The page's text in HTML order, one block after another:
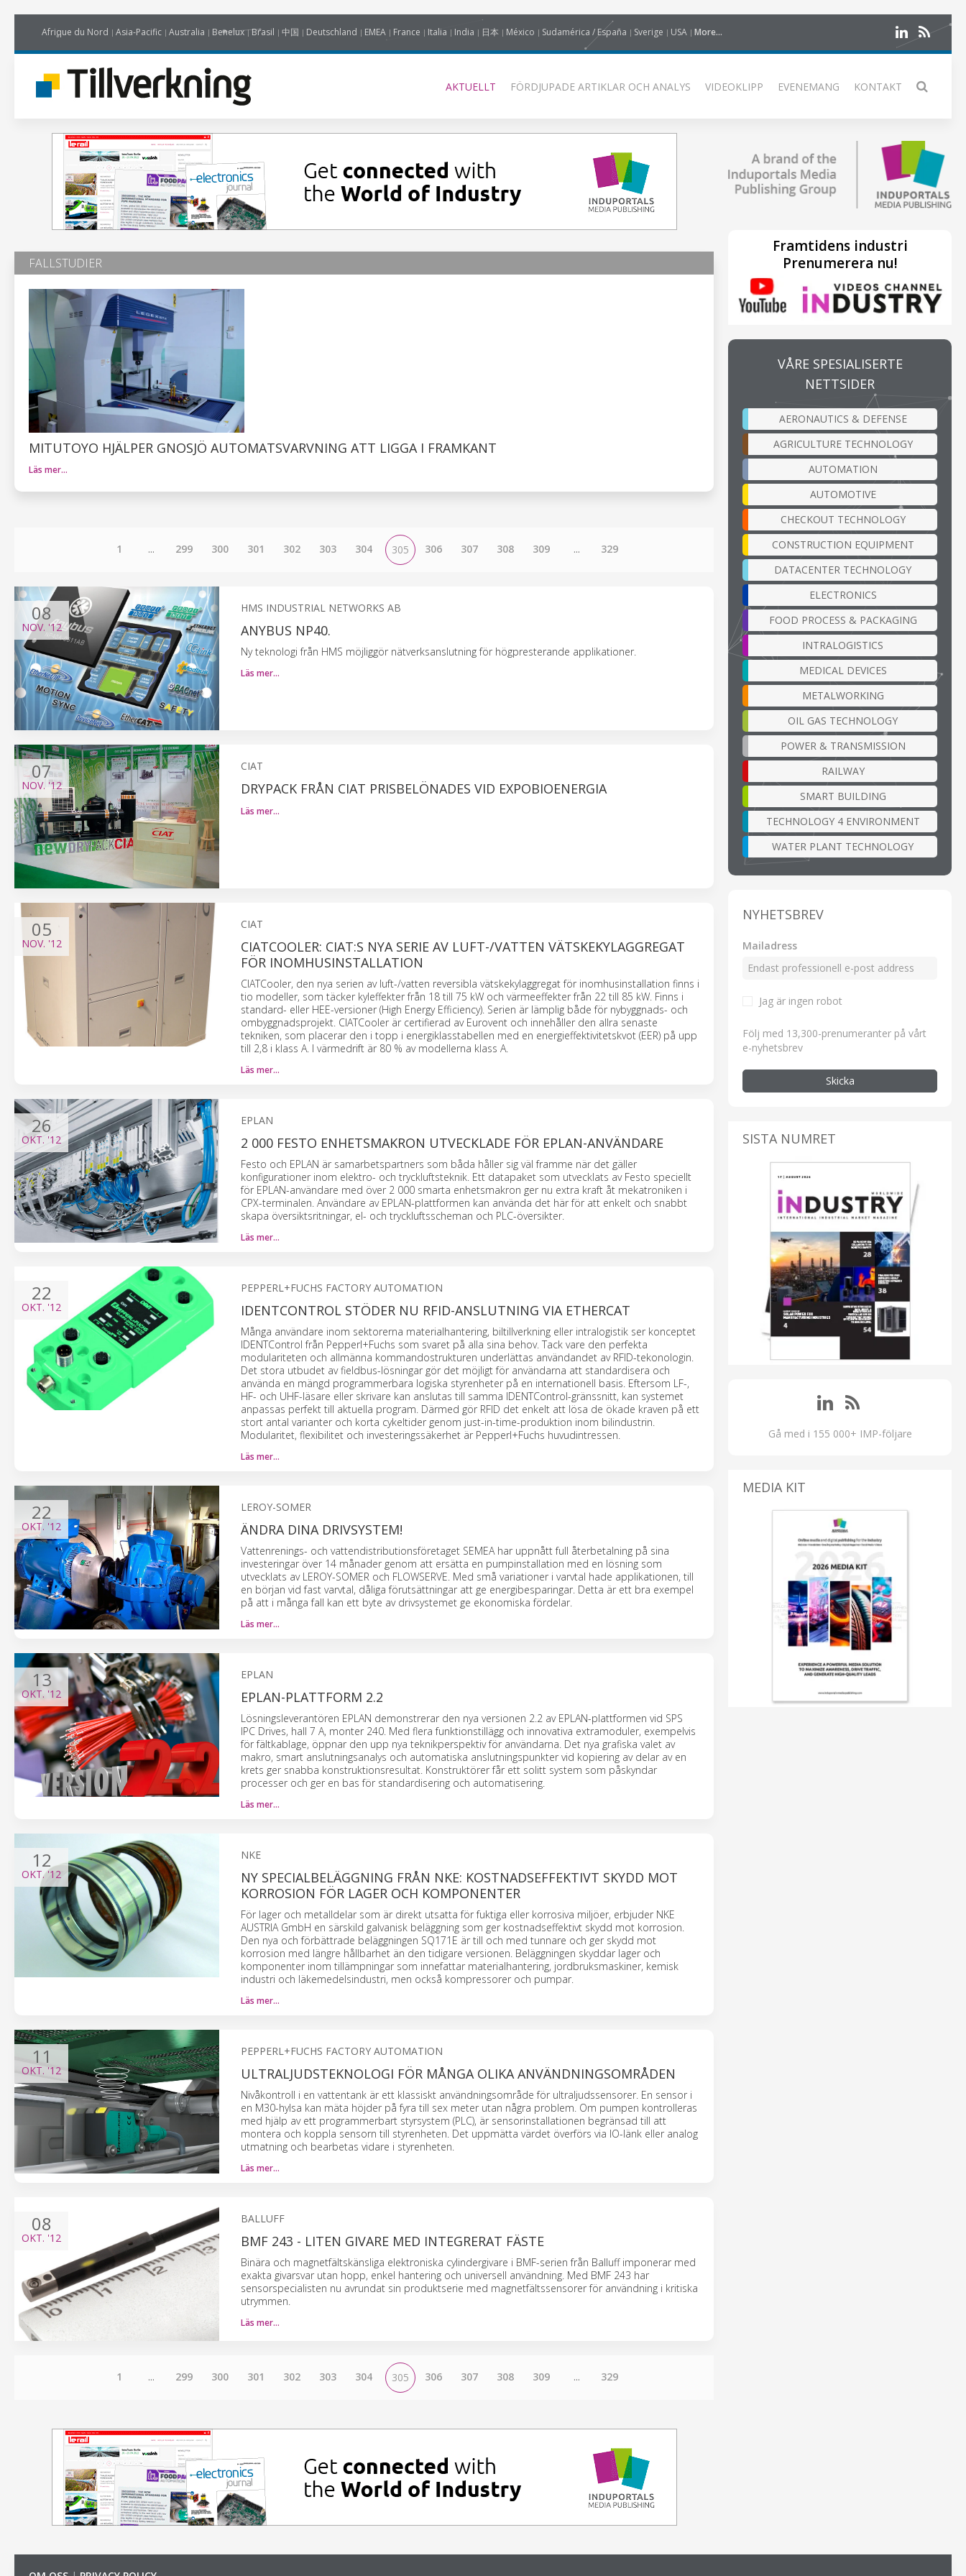
Afrique du Nord Asia-Pacific Australia Benelux Brasil 中国 Deutschland EMEA France Italia India 日本 México Sudamérica / España Sverige USA More...
AKTUELLT FÖRDJUPADE ARTIKLAR OCH ANALYS VIDEOKLIPP EVENEMANG KONTAKT
FALLSTUDIER
MITUTOYO HJÄLPER GNOSJÖ AUTOMATSVARVNING ATT LIGGA I FRAMKANT
Läs mer…
1 ... 299 300 301 302 303 304 305 306 307 308 309 ... 329
08
NOV. '12
HMS INDUSTRIAL NETWORKS AB
ANYBUS NP40.
Ny teknologi från HMS möjliggör nätverksanslutning för högpresterande applikationer.
Läs mer…
07
NOV. '12
CIAT
DRYPACK FRÅN CIAT PRISBELÖNADES VID EXPOBIOENERGIA
Läs mer…
05
NOV. '12
CIAT
CIATCOOLER: CIAT:S NYA SERIE AV LUFT-/VATTEN VÄTSKEKYLAGGREGAT
FÖR INOMHUSINSTALLATION
CIATCooler, den nya serien av luft-/vatten reversibla vätskekylaggregat för inomhusinstallation finns i
tio modeller, som täcker kyleffekter från 18 till 75 kW och värmeeffekter från 22 till 85 kW. Finns i
standard- eller HEE-versioner (High Energy Efficiency). Serien är lämplig både för nybyggnads- och
ombyggnadsprojekt. CIATCooler är certifierad av Eurovent och innehåller den allra senaste
tekniken, som placerar den i topp i energiklasstabellen med en energieffektivitetskvot (EER) på upp
till 2,8 i klass A. I värmedrift är 80 % av modellerna klass A.
Läs mer…
26
OKT. '12
EPLAN
2 000 FESTO ENHETSMAKRON UTVECKLADE FÖR EPLAN-ANVÄNDARE
Festo och EPLAN är samarbetspartners som båda håller sig väl framme när det gäller
konfigurationer inom elektro- och tryckluftsteknik. Ett datapaket som utvecklats av Festo speciellt
för EPLAN-användare med över 2 000 smarta enhetsmakron ger nu extra kraft åt mekatroniken i
CPX-terminalen. Användare av EPLAN-plattformen kan använda det här för att enkelt och snabbt
skapa översiktsritningar, el- och tryckluftsscheman och PLC-översikter.
Läs mer…
22
OKT. '12
PEPPERL+FUCHS FACTORY AUTOMATION
IDENTCONTROL STÖDER NU RFID-ANSLUTNING VIA ETHERCAT
Många användare inom sektorerna materialhantering, biltillverkning eller intralogistik ser konceptet
IDENTControl från Pepperl+Fuchs som svaret på alla sina behov. Tack vare den perfekta
modulariteten och allmänna kommandostrukturen underlättas användandet av RFID-tekonologin.
Det stora utbudet av fieldbus-lösningar gör det möjligt för användarna att standardisera och
använda en mängd programmerbara logiska styrenheter på en internationell basis. Eftersom LF-,
HF- och UHF-läsare eller skrivare kan anslutas till samma IDENTControl-gränssnitt, kan systemet
anpassas perfekt till aktuella program. Därmed gör RFID det enkelt att lösa de ökade kraven på ett
stort antal varianter och korta cykeltider genom just-in-time-produktion inom bilindustrin.
Modularitet, flexibilitet och investeringssäkerhet är Pepperl+Fuchs huvudintressen.
Läs mer…
22
OKT. '12
LEROY-SOMER
ÄNDRA DINA DRIVSYSTEM!
Vattenrenings- och vattendistributionsföretaget SEMEA har uppnått full återbetalning på sina
investeringar över 14 månader genom att ersätta en pumpinstallation med en lösning som
utvecklats av LEROY-SOMER och FLOWSERVE. Med små variationer i varvtal hade applikationen, till
en början vid fast varvtal, dåliga förutsättningar att ge energibesparingar. Detta är ett bra exempel
på att i många fall kan ett byte av drivsystemet ge ekonomiska fördelar.
Läs mer…
13
OKT. '12
EPLAN
EPLAN-PLATTFORM 2.2
Lösningsleverantören EPLAN demonstrerar den nya versionen 2.2 av EPLAN-plattformen vid SPS
IPC Drives, hall 7 A, monter 240. Med flera funktionstillägg och innovativa extramoduler, exempelvis
för fältkablage, öppnar den upp nya teknikperspektiv för användarna. Det nya grafiska valet av
makro, smart anslutningsanalys och automatiska anslutningspunkter vid kopiering av delar av en
krets ger snabba konstruktionsresultat. Konstruktörer får ett solitt system som påskyndar
processer och ger en bas för standardisering och automatisering.
Läs mer…
12
OKT.'12
NKE
NY SPECIALBELÄGGNING FRÅN NKE: KOSTNADSEFFEKTIVT SKYDD MOT
KORROSION FÖR LAGER OCH KOMPONENTER
För lager och metalldelar som är direkt utsatta för fuktiga eller korrosiva miljöer, erbjuder NKE
AUSTRIA GmbH en särskild galvanisk beläggning som ger kostnadseffektivt skydd mot korrosion.
Den nya och förbättrade beläggningen SQ171E är till och med tunnare och ger skydd mot
korrosion med längre hållbarhet än den tidigare versionen. Beläggningen skyddar lager och
komponenter inom tillämpningar som innefattar materialhantering, jordbruksmaskiner, kemisk
industri och läkemedelsindustri, men också kompressorer och pumpar.
Läs mer…
11
OKT. '12
PEPPERL+FUCHS FACTORY AUTOMATION
ULTRALJUDSTEKNOLOGI FÖR MÅNGA OLIKA ANVÄNDNINGSOMRÅDEN
Nivåkontroll i en vattentank är ett klassiskt användningsområde för ultraljudssensorer. En sensor i
en M30-hylsa kan mäta höjder på fyra till sex meter utan några problem. Om pumpen kontrolleras
med hjälp av ett programmerbart styrsystem (PLC), är sensorinstallationen begränsad till att
montera och koppla sensorn till styrenheten. Det uppmätta värdet överförs via IO-länk eller analog
utmatning och bearbetas vidare i styrenheten.
Läs mer…
08
OKT. '12
BALLUFF
BMF 243 - LITEN GIVARE MED INTEGRERAT FÄSTE
Binära och magnetfältskänsliga elektroniska cylindergivare i BMF-serien från Balluff imponerar med
exakta givarsvar utan hopp, enkel hantering och universell användning. Med BMF 243 har
sensorspecialisten nu avrundat sin produktserie med magnetfältssensorer för användning i kritiska
utrymmen.
Läs mer…
1 ... 299 300 301 302 303 304 305 306 307 308 309 ... 329
Framtidens industri
Prenumerera nu!
VÅRE SPESIALISERTE
NETTSIDER
AERONAUTICS & DEFENSE
AGRICULTURE TECHNOLOGY
AUTOMATION
AUTOMOTIVE
CHECKOUT TECHNOLOGY
CONSTRUCTION EQUIPMENT
DATACENTER TECHNOLOGY
ELECTRONICS
FOOD PROCESS & PACKAGING
INTRALOGISTICS
MEDICAL DEVICES
METALWORKING
OIL GAS TECHNOLOGY
POWER & TRANSMISSION
RAILWAY
SMART BUILDING
TECHNOLOGY 4 ENVIRONMENT
WATER PLANT TECHNOLOGY
NYHETSBREV
Mailadress
Jag är ingen robot
Följ med 13,300-prenumeranter på vårt
e-nyhetsbrev
Skicka
SISTA NUMRET
Gå med i 155 000+ IMP-följare
MEDIA KIT